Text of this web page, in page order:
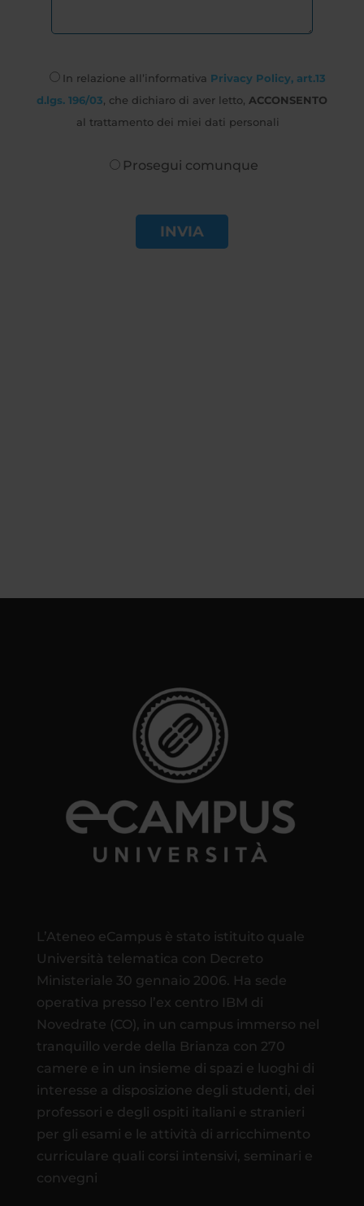
In relazione all’informativa Privacy Policy, art.13
d.lgs. 196/03 , che dichiaro di aver letto, ACCONSENTO
al trattamento dei miei dati personali
Prosegui comunque
L’Ateneo eCampus è stato istituito quale
Università telematica con Decreto
Ministeriale 30 gennaio 2006. Ha sede
operativa presso l’ex centro IBM di
Novedrate (CO), in un campus immerso nel
tranquillo verde della Brianza con 270
camere e in un insieme di spazi e luoghi di
interesse a disposizione degli studenti, dei
professori e degli ospiti italiani e stranieri
per gli esami e le attività di arricchimento
curriculare quali corsi intensivi, seminari e
convegni